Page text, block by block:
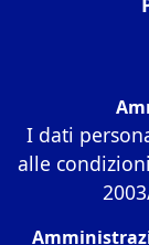
I dati
alle